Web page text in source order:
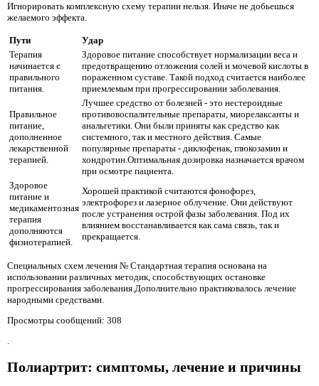
Игнорировать комплексную схему терапии нельзя. Иначе не добьешься
желаемого эффекта.
Пути
Удар
Терапия
начинается с
правильного
питания.
Здоровое питание способствует нормализации веса и
предотвращению отложения солей и мочевой кислоты в
пораженном суставе. Такой подход считается наиболее
приемлемым при прогрессировании заболевания.
Правильное
питание,
дополненное
лекарственной
терапией.
Лучшее средство от болезней - это нестероидные
противовоспалительные препараты, миорелаксанты и
анальгетики. Они были приняты как средство как
системного, так и местного действия. Самые
популярные препараты - диклофенак, глюкозамин и
хондротин.Оптимальная дозировка назначается врачом
при осмотре пациента.
Здоровое
питание и
медикаментозная
терапия
дополняются
физиотерапией.
Хорошей практикой считаются фонофорез,
электрофорез и лазерное облучение. Они действуют
после устранения острой фазы заболевания. Под их
влиянием восстанавливается как сама связь, так и
прекращается.
Специальных схем лечения № Стандартная терапия основана на
использовании различных методик, способствующих остановке
прогрессирования заболевания.Дополнительно практиковалось лечение
народными средствами.
Просмотры сообщений: 308
.
Полиартрит: симптомы, лечение и причины